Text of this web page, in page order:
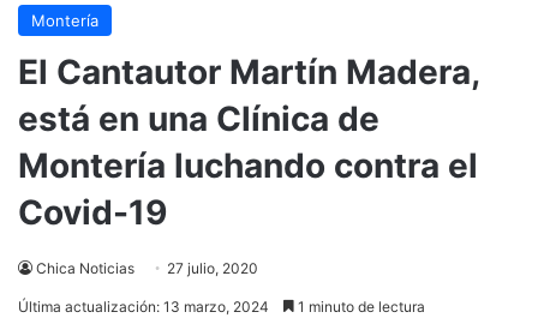
Montería
El Cantautor Martín Madera,
está en una Clínica de
Montería luchando contra el
Covid-19
Chica Noticias 27 julio, 2020
Última actualización: 13 marzo, 2024 1 minuto de lectura